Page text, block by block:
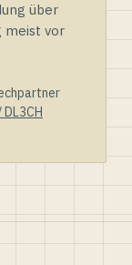
über
meist vor